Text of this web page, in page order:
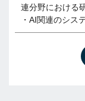
連分野における
・AI関連のシス